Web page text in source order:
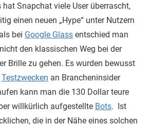
Snapchat viele User überrascht,
einen neuen „Hype“ unter Nutzern
bei Google Glass entschied man
den klassischen Weg bei der
Brille zu gehen. Es wurden bewusst
Testzwecken an Brancheninsider
kann man die 130 Dollar teure
willkürlich aufgestellte Bots. Ist
die in der Nähe eines solchen